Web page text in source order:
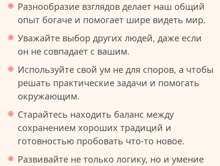
Разнообразие взглядов делает наш общий
опыт богаче и помогает шире видеть мир.
Уважайте выбор других людей, даже если
он не совпадает с вашим.
Используйте свой ум не для споров, а чтобы
решать практические задачи и помогать
окружающим.
Старайтесь находить баланс между
сохранением хороших традиций и
готовностью пробовать что-то новое.
Развивайте не только логику, но и умение